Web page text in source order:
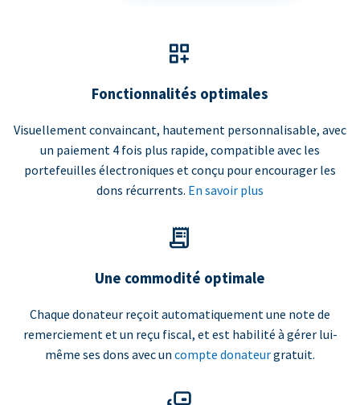
Fonctionnalités optimales
Visuellement convaincant, hautement personnalisable, avec
un paiement 4 fois plus rapide, compatible avec les
portefeuilles électroniques et conçu pour encourager les
dons récurrents. En savoir plus
Une commodité optimale
Chaque donateur reçoit automatiquement une note de
remerciement et un reçu fiscal, et est habilité à gérer lui-
même ses dons avec un compte donateurgratuit.